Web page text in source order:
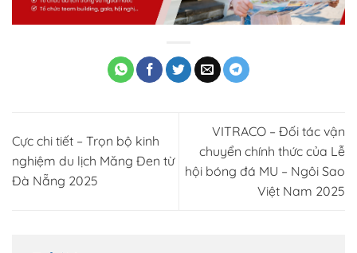
Cực chi tiết – Trọn bộ kinh
nghiệm du lịch Măng Đen từ
Đà Nẵng 2025
VITRACO – Đối tác vận
chuyển chính thức của Lễ
hội bóng đá MU – Ngôi Sao
Việt Nam 2025